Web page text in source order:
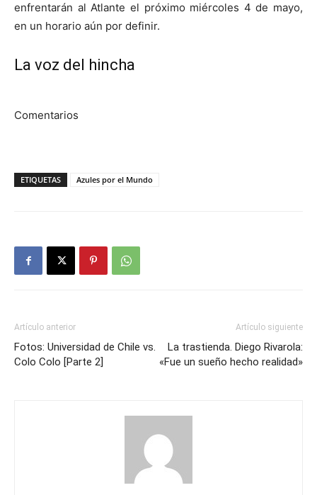
enfrentarán al Atlante el próximo miércoles 4 de mayo,
en un horario aún por definir.
La voz del hincha
Comentarios
ETIQUETAS Azules por el Mundo
Artículo anterior
Fotos: Universidad de Chile vs.
Colo Colo [Parte 2]
Artículo siguiente
La trastienda. Diego Rivarola:
«Fue un sueño hecho realidad»